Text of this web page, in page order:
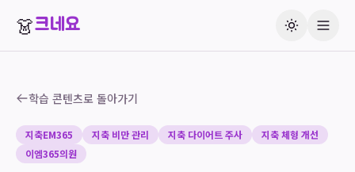
👗크네요
학습 콘텐츠로 돌아가기
지축EM365 지축 비만 관리 지축 다이어트 주사
지축 체형 개선
이엠365의원